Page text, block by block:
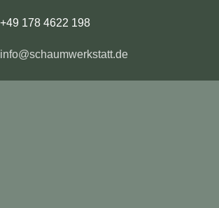
+49 178 4622 198
info@schaumwerkstatt.de